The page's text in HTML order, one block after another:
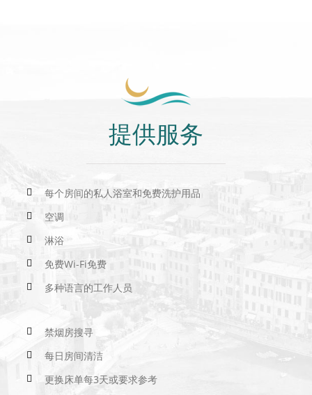
提供服务
每个房间的私人浴室和免费洗护用品
空调
淋浴
免费Wi-Fi免费
多种语言的工作人员
禁烟房搜寻
每日房间清洁
更换床单每3天或要求参考